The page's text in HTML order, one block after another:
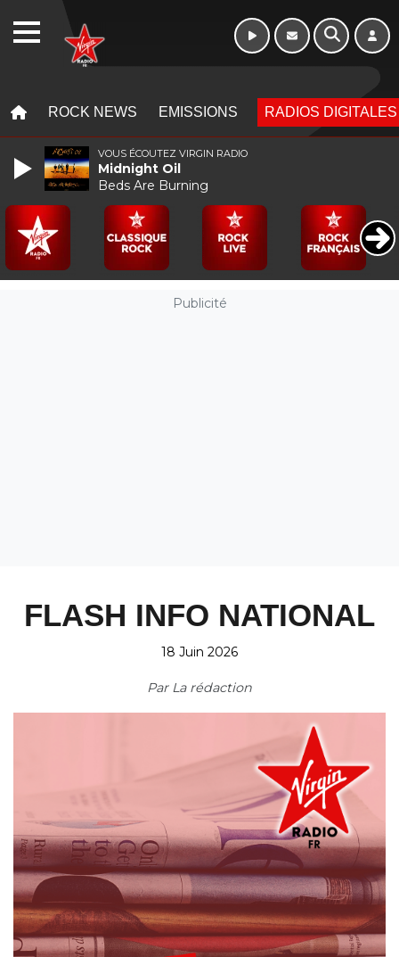
ROCK NEWS EMISSIONS RADIOS DIGITALES
Publicité
FLASH INFO NATIONAL
18 Juin 2026
Par La rédaction
VOUS ÉCOUTEZ VIRGIN RADIO
Midnight Oil
Beds Are Burning
WEBRADIO